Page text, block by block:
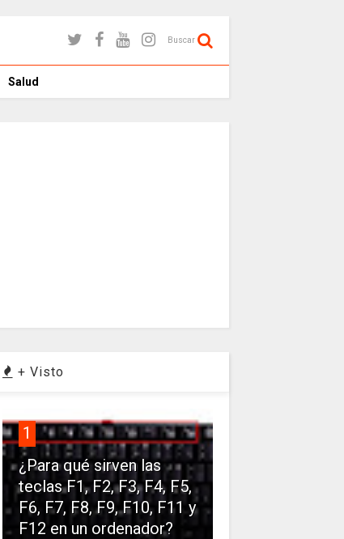
Buscar
Salud
+ Visto
1
¿Para qué sirven las
teclas F1, F2, F3, F4, F5,
F6, F7, F8, F9, F10, F11 y
F12 en un ordenador?